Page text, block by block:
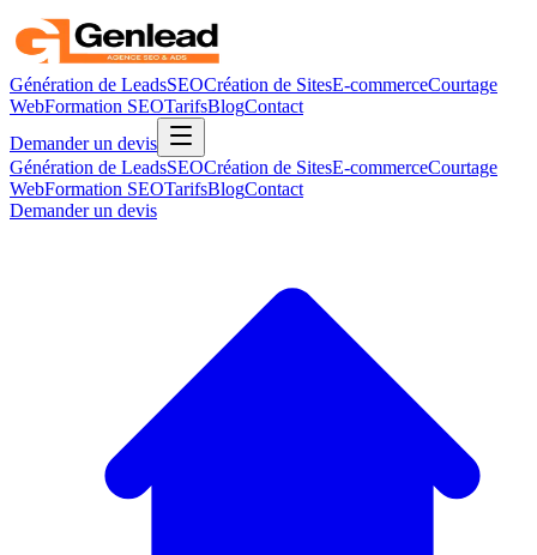
Génération de LeadsSEOCréation de SitesE-commerceCourtage
WebFormation SEOTarifsBlogContact
Demander un devis
Génération de LeadsSEOCréation de SitesE-commerceCourtage
WebFormation SEOTarifsBlogContact
Demander un devis